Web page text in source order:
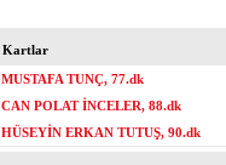
Kartlar
MUSTAFA TUNÇ, 77.dk
CAN POLAT İNCELER, 88.dk
HÜSEYİN ERKAN TUTUŞ, 90.dk